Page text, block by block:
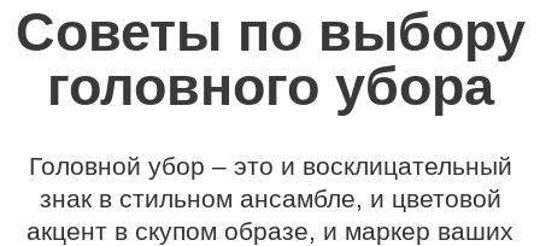
Советы по выбору
головного убора
Головной убор – это и восклицательный
знак в стильном ансамбле, и цветовой
акцент в скупом образе, и маркер ваших